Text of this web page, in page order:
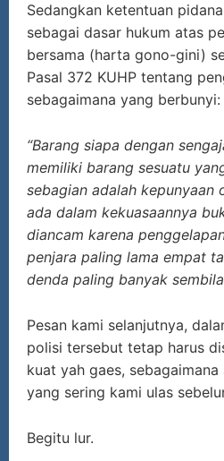
Sedangkan ketentuan
sebagai dasar hukum atas
bersama (harta gono-gini)
Pasal 372 KUHP tentang
sebagaimana yang berbunyi:
“Barang siapa dengan
memiliki barang sesuatu
sebagian adalah kepunyaan
ada dalam kekuasaannya
diancam karena
penjara paling lama empat
denda paling banyak
Pesan kami selanjutnya,
polisi tersebut tetap harus
kuat yah gaes,
yang sering kami ulas
Begitu lur.